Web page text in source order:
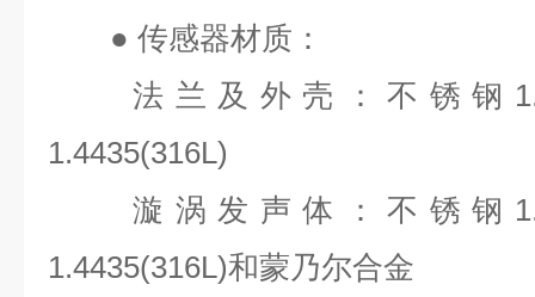
● 传感器材质：
法兰及外壳：不锈钢
1.4435(316L)
漩涡发声体：不锈钢
1.4435(316L)和蒙乃尔合金